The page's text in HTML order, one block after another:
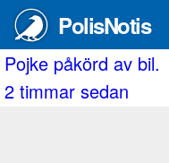
PolisNotis
påkörd av bil.
sedan